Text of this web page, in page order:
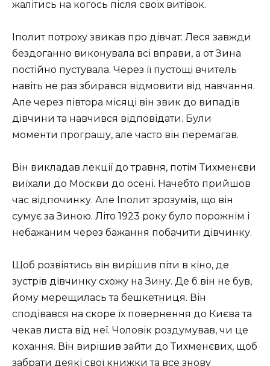
жалітись на когось після своїх витівок.
Іполит потроху звикав про дівчат: Леся завжди
бездоганно виконувала всі вправи, а от Зина
постійно пустувала. Через її пустощі вчитель
навіть не раз збирався відмовити від навчання.
Але через півтора місяці він звик до випадів
дівчини та навчився відповідати. Були
моменти програшу, але часто він перемагав.
Він викладав лекції до травня, потім Тихменєви
виїхали до Москви до осені. Начебто прийшов
час відпочинку. Але Іполит зрозумів, що він
сумує за Зиною. Літо 1923 року було порожнім і
небажаним через бажання побачити дівчинку.
Щоб розвіятись він вирішив піти в кіно, де
зустрів дівчинку схожу на Зину. Де б він не був,
йому мерещилась та бешкетниця. Він
сподівався на скоре їх повернення до Києва та
чекав листа від неї. Чоловік роздумував, чи це
кохання. Він вирішив зайти до Тихменєвих, щоб
забрати деякі свої книжки та все знову